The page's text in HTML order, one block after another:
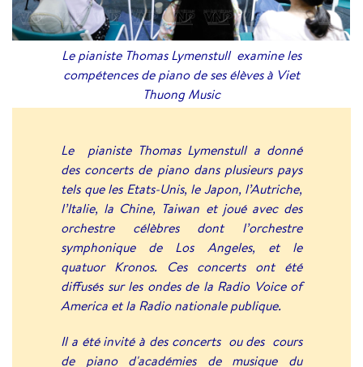
Le pianiste Thomas Lymenstull examine les
compétences de piano de ses élèves à Viet
Thuong Music
Le pianiste Thomas Lymenstull a donné
des concerts de piano dans plusieurs pays
tels que les Etats-Unis, le Japon, l’Autriche,
l’Italie, la Chine, Taiwan et joué avec des
orchestre célèbres dont l’orchestre
symphonique de Los Angeles, et le
quatuor Kronos. Ces concerts ont été
diffusés sur les ondes de la Radio Voice of
America et la Radio nationale publique.
Il a été invité à des concerts ou des cours
de piano d'académies de musique du